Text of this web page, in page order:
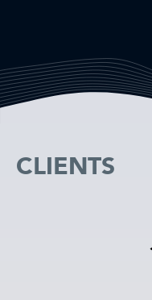
CLIENTS